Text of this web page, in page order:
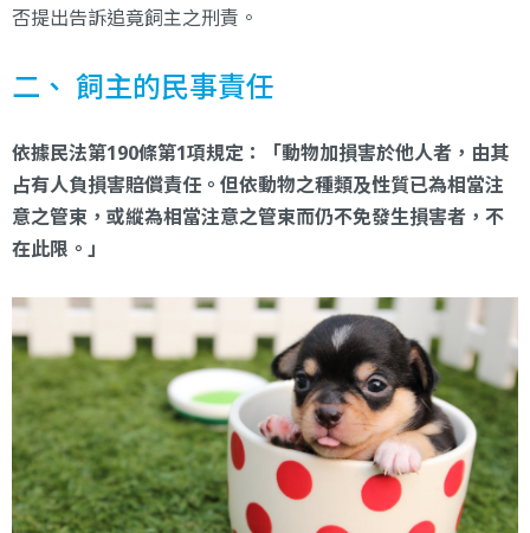
否提出告訴追竟飼主之刑責。
二、 飼主的民事責任
依據民法第190條第1項規定：「動物加損害於他人者，由其
占有人負損害賠償責任。但依動物之種類及性質已為相當注
意之管束，或縱為相當注意之管束而仍不免發生損害者，不
在此限。」